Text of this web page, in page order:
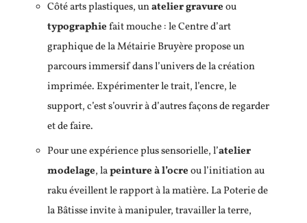
Côté arts plastiques, unatelier gravureou
typographiefait mouche : le Centre d’art
graphique de la Métairie Bruyère propose un
parcours immersif dans l’univers de la création
imprimée. Expérimenter le trait, l’encre, le
support, c’est s’ouvrir à d’autres façons de regarder
et de faire.
Pour une expérience plus sensorielle, l’atelier
modelage, lapeinture à l’ocreou l’initiation au
raku éveillent le rapport à la matière. La Poterie de
la Bâtisse invite à manipuler, travailler la terre,